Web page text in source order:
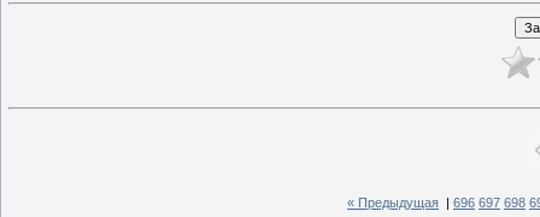
« Предыдущая 696 697 698